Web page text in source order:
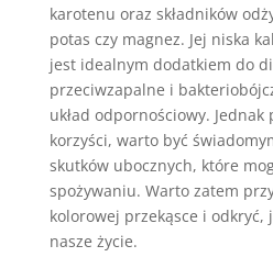
karotenu oraz składników
potas czy magnez. Jej niska
jest idealnym dodatkiem do
przeciwzapalne i
układ odpornościowy.
korzyści, warto być
skutków ubocznych, które
spożywaniu. Warto zatem
kolorowej przekąsce i odkryć,
nasze życie.